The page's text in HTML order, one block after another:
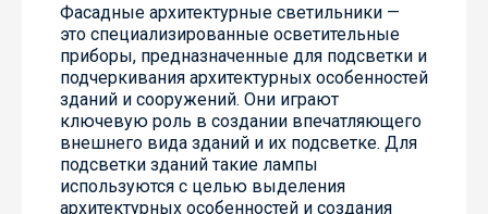
Фасадные архитектурные светильники —
это специализированные осветительные
приборы, предназначенные для подсветки и
подчеркивания архитектурных особенностей
зданий и сооружений. Они играют
ключевую роль в создании впечатляющего
внешнего вида зданий и их подсветке. Для
подсветки зданий такие лампы
используются с целью выделения
архитектурных особенностей и создания